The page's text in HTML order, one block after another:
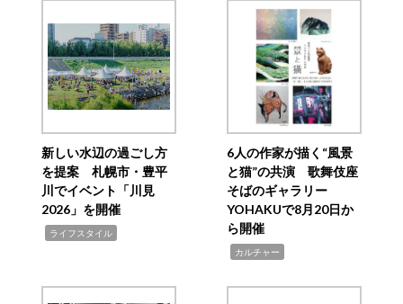
新しい水辺の過ごし方
を提案 札幌市・豊平
川でイベント「川見
2026」を開催
ライフスタイル
6人の作家が描く“風景
と猫”の共演 歌舞伎座
そばのギャラリー
YOHAKUで8月20日か
ら開催
カルチャー